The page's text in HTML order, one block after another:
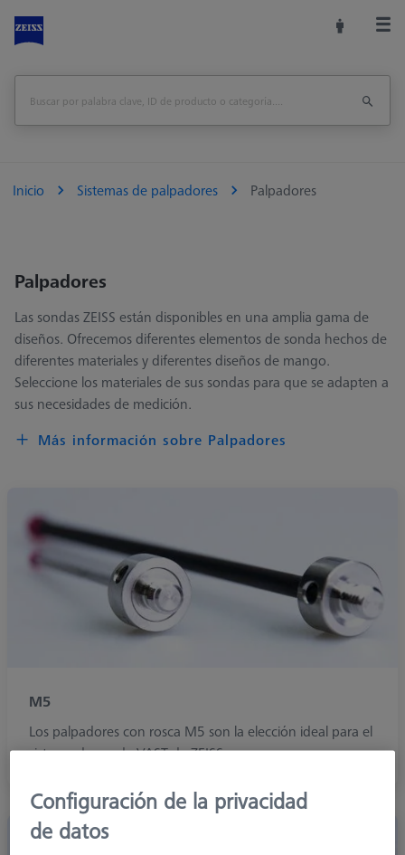
Inicio Sistemas de palpadores Palpadores
Palpadores
Las sondas ZEISS están disponibles en una amplia gama de
diseños. Ofrecemos diferentes elementos de sonda hechos de
diferentes materiales y diferentes diseños de mango.
Seleccione los materiales de sus sondas para que se adapten a
sus necesidades de medición.
Más información sobre Palpadores
M5
Los palpadores con rosca M5 son la elección ideal para el
sistema de sonda VAST de ZEISS.
Configuración de la privacidad
de datos